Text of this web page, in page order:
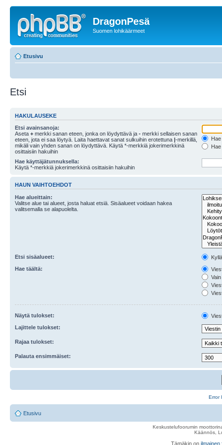
DragonPesä
Suomen lohikäärmeet
Etusivu
Etsi
HAKULAUSEKE
Etsi avainsanoja:
Aseta + merkki sanan eteen, jonka on löydyttävä ja - merkki sellaisen sanan
eteen, jota ei saa löytyä. Laita haettavat sanat sulkuihin erotettuna |-merkillä,
mikäli vain yhden sanan on löydyttävä. Käytä *-merkkiä jokerimerkkinä
osittaisiin hakuihin
Hae käyttäjätunnuksella:
Käytä *-merkkiä jokerimerkkinä osittaisiin hakuihin
HAUN VAIHTOEHDOT
Hae alueittain:
Valitse alue tai alueet, josta haluat etsiä. Sisäalueet voidaan hakea
valitsemalla se alapuolelta.
Etsi sisäalueet:
Hae täältä:
Näytä tulokset:
Lajittele tulokset:
Rajaa tulokset:
Palauta ensimmäiset:
Error
Etusivu
Keskustelufoorumin
Käännös,
Tämäkin on ilmainen